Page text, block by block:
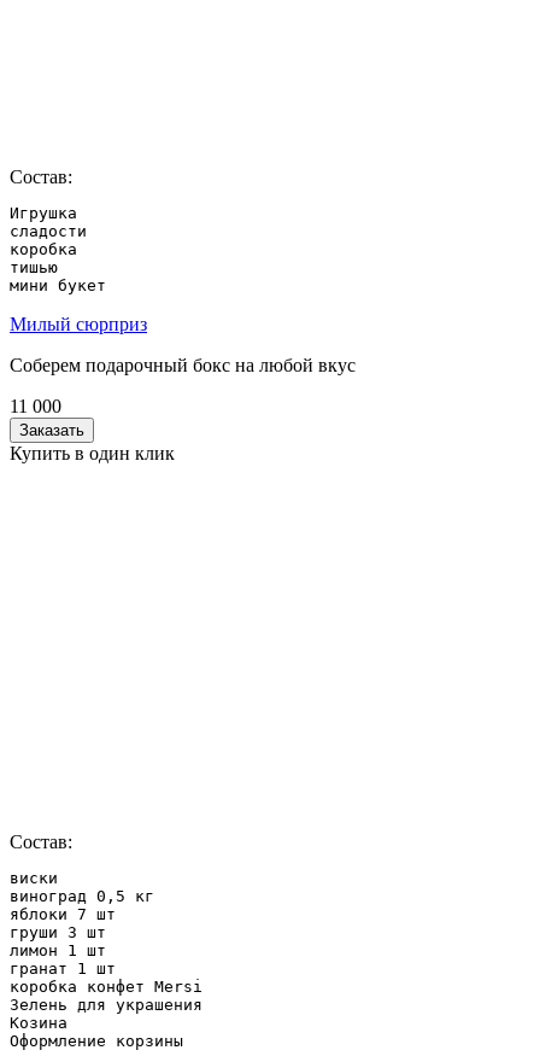
Состав:
Игрушка
сладости
коробка
тишью
мини букет
Милый сюрприз
Соберем подарочный бокс на любой вкус
11 000
Заказать
Купить в один клик
Состав:
виски
виноград 0,5 кг
яблоки 7 шт
груши 3 шт
лимон 1 шт
гранат 1 шт
коробка конфет Mersi
Зелень для украшения
Козина
Оформление корзины